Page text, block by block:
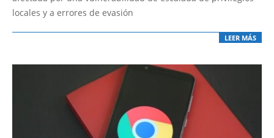
locales y a errores de evasión
LEER MÁS